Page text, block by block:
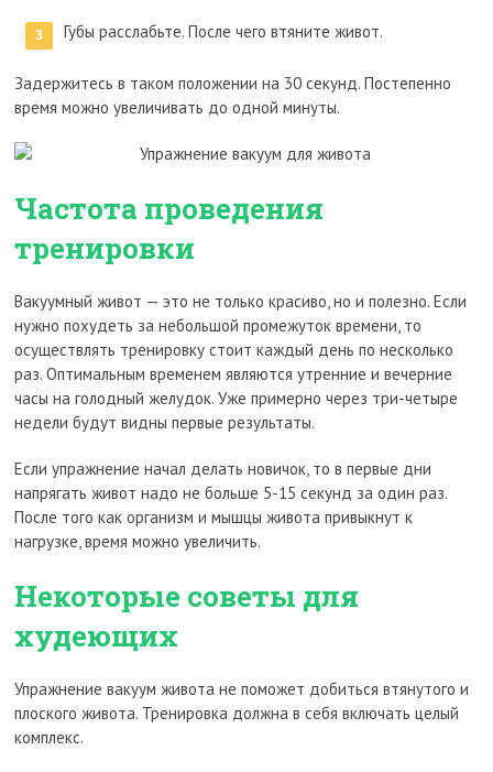
Губы расслабьте. После чего втяните живот.
Задержитесь в таком положении на 30 секунд. Постепенно
время можно увеличивать до одной минуты.
Частота проведения
тренировки
Вакуумный живот — это не только красиво, но и полезно. Если
нужно похудеть за небольшой промежуток времени, то
осуществлять тренировку стоит каждый день по несколько
раз. Оптимальным временем являются утренние и вечерние
часы на голодный желудок. Уже примерно через три-четыре
недели будут видны первые результаты.
Если упражнение начал делать новичок, то в первые дни
напрягать живот надо не больше 5-15 секунд за один раз.
После того как организм и мышцы живота привыкнут к
нагрузке, время можно увеличить.
Некоторые советы для
худеющих
Упражнение вакуум живота не поможет добиться втянутого и
плоского живота. Тренировка должна в себя включать целый
комплекс.